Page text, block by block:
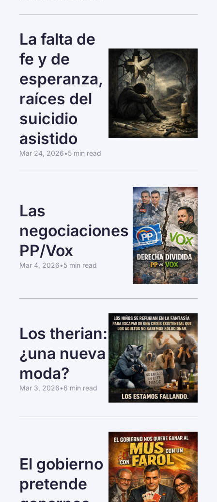
La falta de
fe y de
esperanza,
raíces del
suicidio
asistido
Mar 24, 2026•5 min read
Las
negociaciones
PP/Vox
Mar 4, 2026•5 min read
Los therian:
¿una nueva
moda?
Mar 3, 2026•6 min read
El gobierno
pretende